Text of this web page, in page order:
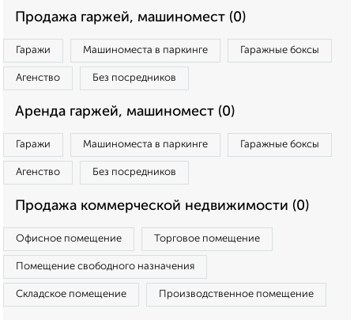
Продажа гаржей, машиномест (0)
Гаражи Машиноместа в паркинге Гаражные боксы
Агенство Без посредников
Аренда гаржей, машиномест (0)
Гаражи Машиноместа в паркинге Гаражные боксы
Агенство Без посредников
Продажа коммерческой недвижимости (0)
Офисное помещение Торговое помещение
Помещение свободного назначения
Складское помещение Производственное помещение